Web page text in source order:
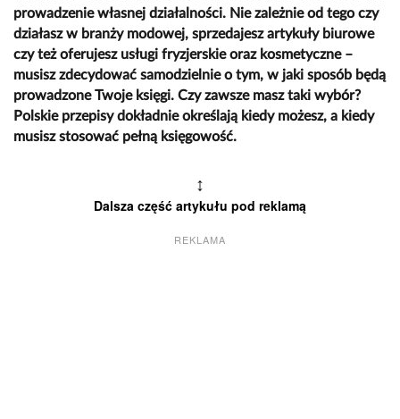
prowadzenie własnej działalności. Nie zależnie od tego czy
działasz w branży modowej, sprzedajesz artykuły biurowe
czy też oferujesz usługi fryzjerskie oraz kosmetyczne –
musisz zdecydować samodzielnie o tym, w jaki sposób będą
prowadzone Twoje księgi. Czy zawsze masz taki wybór?
Polskie przepisy dokładnie określają kiedy możesz, a kiedy
musisz stosować pełną księgowość.
↕
Dalsza część artykułu pod reklamą
REKLAMA